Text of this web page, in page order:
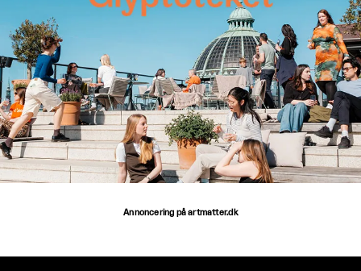
Annoncering på artmatter.dk